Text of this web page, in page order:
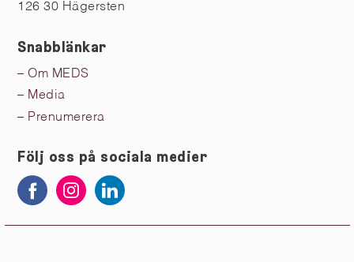
126 30 Hägersten
Snabblänkar
– Om MEDS
– Media
– Prenumerera
Följ oss på sociala medier